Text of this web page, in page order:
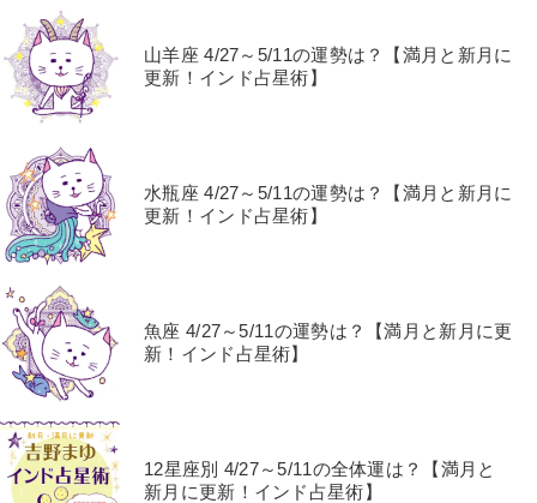
山羊座 4/27～5/11の運勢は？【満月と新月に
更新！インド占星術】
水瓶座 4/27～5/11の運勢は？【満月と新月に
更新！インド占星術】
魚座 4/27～5/11の運勢は？【満月と新月に更
新！インド占星術】
12星座別 4/27～5/11の全体運は？【満月と
新月に更新！インド占星術】